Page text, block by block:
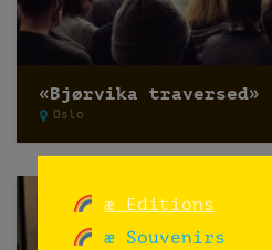
«Bjørvika traversed»
Oslo
æ Editions
æ Souvenirs